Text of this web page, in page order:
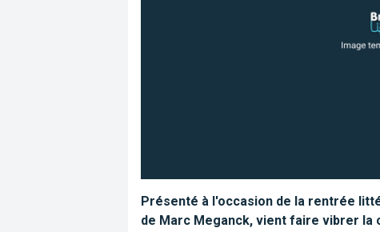
Présenté à l'occasion de la rentrée
de Marc Meganck, vient faire vibrer la